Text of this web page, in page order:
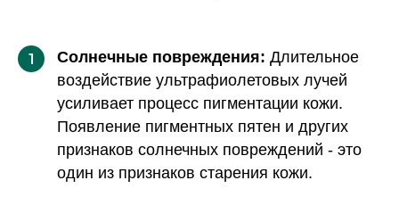
1 Солнечные повреждения: Длительное
воздействие ультрафиолетовых лучей
усиливает процесс пигментации кожи.
Появление пигментных пятен и других
признаков солнечных повреждений - это
один из признаков старения кожи.